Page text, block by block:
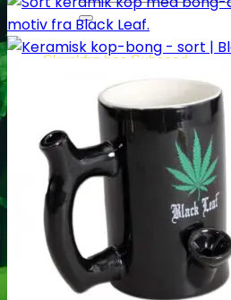
efter:
Skunkfrø hos Subseed
Alle Cannabis -og Skunkfrø
Cannabis Sativa
Feminiseret Cannabis Sativa
Cannabis Sativa Hybrider